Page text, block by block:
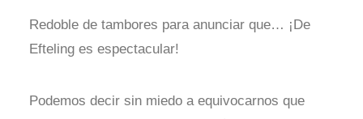
Redoble de tambores para anunciar que… ¡De
Efteling es espectacular!
Podemos decir sin miedo a equivocarnos que